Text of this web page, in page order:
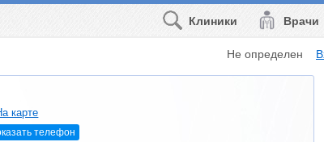
Врачи
Клиники
Не определен
карте
телефон